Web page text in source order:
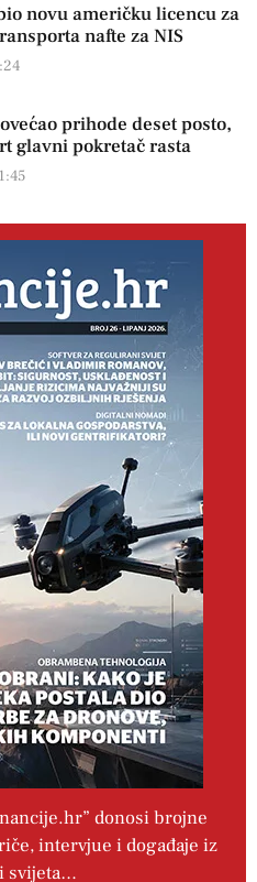
novu američku licencu za
nafte za NIS
prihode deset posto,
glavni pokretač rasta
donosi brojne
intervjue i događaje iz
svijeta…